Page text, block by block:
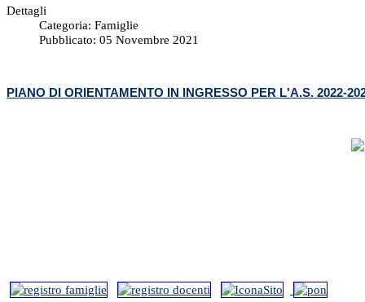
Dettagli
Categoria: Famiglie
Pubblicato: 05 Novembre 2021
PIANO DI ORIENTAMENTO IN INGRESSO PER L'A.S. 2022-